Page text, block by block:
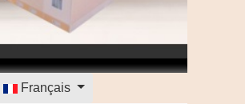
Sélectionnez votre langue
Français